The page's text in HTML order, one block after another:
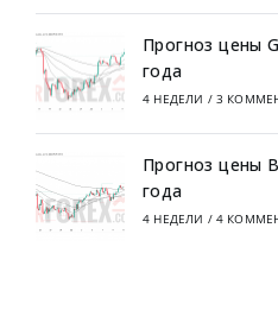
Прогноз цены
года
4 НЕДЕЛИ / 3
Прогноз цены
года
4 НЕДЕЛИ / 4